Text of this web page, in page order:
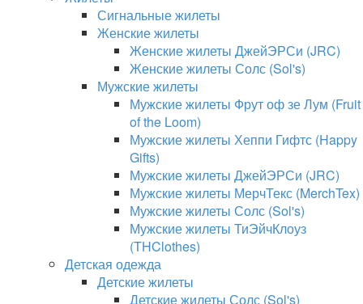
Сигнальные жилеты
Женские жилеты
Женские жилеты ДжейЭРСи (JRC)
Женские жилеты Солс (Sol's)
Мужские жилеты
Мужские жилеты Фрут оф зе Лум (Fruit
of the Loom)
Мужские жилеты Хеппи Гифтс (Happy
Gifts)
Мужские жилеты ДжейЭРСи (JRC)
Мужские жилеты МерчТекс (MerchTex)
Мужские жилеты Солс (Sol's)
Мужские жилеты ТиЭйчКлоуз
(THClothes)
Детская одежда
Детские жилеты
Детские жилеты Солс (Sol's)